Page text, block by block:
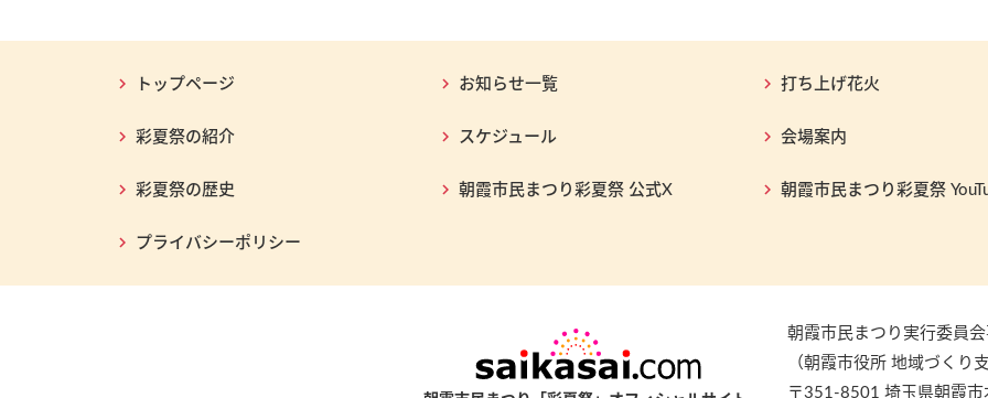
トップページ お知らせ一覧 打ち上げ花火
彩夏祭の紹介 スケジュール 会場案内
彩夏祭の歴史 朝霞市民まつり彩夏祭 公式X 朝霞市民まつり彩夏祭
プライバシーポリシー
朝霞市民まつり実行委員
（朝霞市役所 地域づくり
〒351-8501 埼玉県朝霞